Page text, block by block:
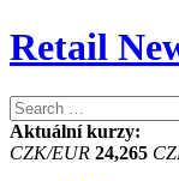
Retail
Vyhledávání
Aktuální kurzy:
CZK/EUR 24,265